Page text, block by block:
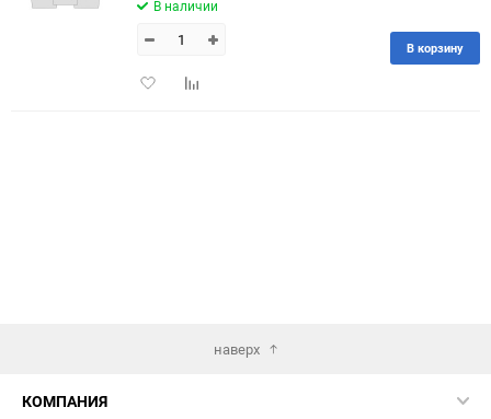
150
В наличии
ДобавитьДобавить
В корзину
наверх
КОМПАНИЯ